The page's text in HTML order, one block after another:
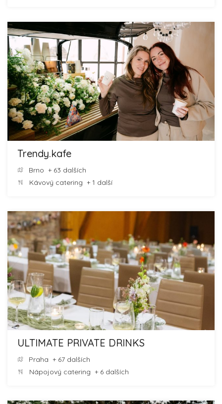
Trendy.kafe
Brno + 63 dalších
Kávový catering + 1 další
ULTIMATE PRIVATE DRINKS
Praha + 67 dalších
Nápojový catering + 6 dalších